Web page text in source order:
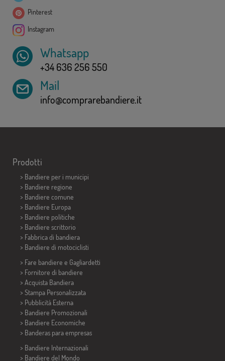
Pinterest
Instagram
Whatsapp
+34 636 256 550
Mail
info@comprarebandiere.it
Prodotti
> Bandiere per i municipi
> Bandiere regione
> Bandiere comune
> Bandiere Europa
> Bandiere politiche
> Bandiere scrittorio
> Fabbrica di bandiera
> Bandiere di motociclisti
> Fare bandiere e Gagliardetti
> Fornitore di bandiere
> Acquista Bandiera
> Stampa Personalizzata
> Pubblicità Esterna
> Bandiere Promozionali
> Bandiere Economiche
> Banderas para empresas
> Bandiere Internazionali
> Bandiere del Mondo